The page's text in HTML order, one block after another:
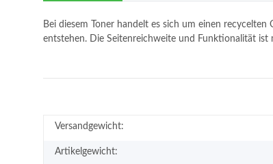
Bei diesem Toner handelt es sich um einen
entstehen. Die Seitenreichweite und Funktionalität
Versandgewicht:
Artikelgewicht: